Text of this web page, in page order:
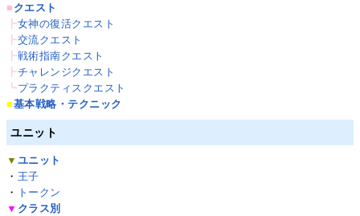
■ クエスト
┣女神の復活クエスト
┣交流クエスト
┣戦術指南クエスト
┣チャレンジクエスト
┗プラクティスクエスト
■基本戦略・テクニック
ユニット
▼ ユニット
・ 王子
・
トークン
▼ クラス別